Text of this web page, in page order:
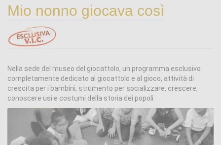
Mio nonno giocava così
Nella sede del museo del giocattolo, un programma esclusivo
completamente dedicato al giocattolo e al gioco, attività di
crescita per i bambini, strumento per socializzare, crescere,
conoscere usi e costumi della storia dei popoli